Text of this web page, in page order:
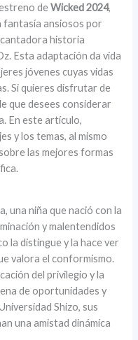
deWicked 2024,
fantasía ansiosos por
historia
Esta adaptación da vida
jóvenes cuyas vidas
Si quieres disfrutar de
que desees considerar
En este artículo,
y los temas, al mismo
las mejores formas
una niña que nació con la
y malentendidos
la distingue y la hace ver
valora el conformismo.
del privilegio y la
de oportunidades y
Shizo, sus
una amistad dinámica